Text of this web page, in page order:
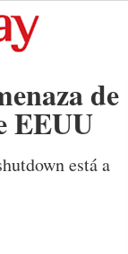
de
EEUU
está a